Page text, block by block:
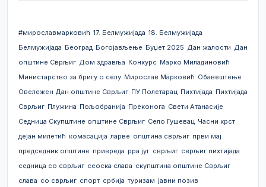
#мирославмарковић 17. Белмужијада 18. Белмужијада
Белмужијада Београд Богојављење Буџет 2025 Дан жалости Дан
општине Сврљиг Дом здравља Конкурс Марко Миладиновић
Министарство за бригу о селу Мирослав Марковић Обавештење
Овележен Дан општине Сврљиг ПУ Полетарац Пихтијада Пихтијада
Сврљиг Плужина Пољобранија Преконога Свети Атанасије
Седница Скупштине општине Сврљиг Село Гушевац Часни крст
дејан милетић комасација ларве општина сврљиг први мај
председник општине привреда рра југ сврљиг сврљиг пихтијада
седница со сврљиг сеоска слава скупштина општине Сврљиг
слава со сврљиг спорт србија туризам јавни позив